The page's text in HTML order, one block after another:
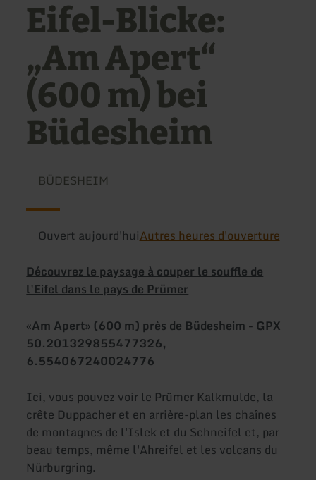
Eifel-Blicke:
„Am Apert“
(600 m) bei
Büdesheim
BÜDESHEIM
Ouvert aujourd'huiAutres heures d'ouverture
Découvrez le paysage à couper le souffle de
l'Eifel dans le pays de Prümer
«Am Apert» (600 m) près de Büdesheim - GPX
50.201329855477326,
6.554067240024776
Ici, vous pouvez voir le Prümer Kalkmulde, la
crête Duppacher et en arrière-plan les chaînes
de montagnes de l'Islek et du Schneifel et, par
beau temps, même l'Ahreifel et les volcans du
Nürburgring.